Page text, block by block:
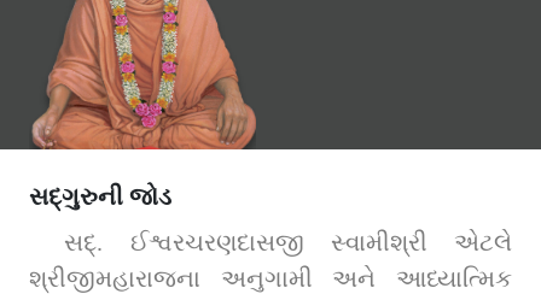
સદ્‌ગુરુની જોડ
સદ્. ઈશ્વરચરણદાસજી સ્વામીશ્રી એટલે
શ્રીજીમહારાજના અનુગામી અને આધ્યાત્મિક